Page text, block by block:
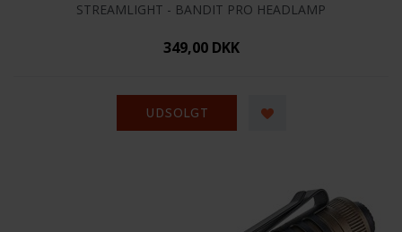
STREAMLIGHT - BANDIT PRO HEADLAMP
349,00 DKK
UDSOLGT